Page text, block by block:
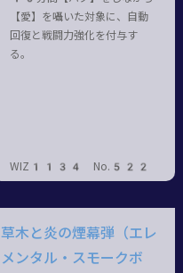
【愛】を囁いた対象に、自動
回復と戦闘力強化を付与す
る。
WIZ1134 No.522
草木と炎の煙幕弾（エレ
メンタル・スモークボ